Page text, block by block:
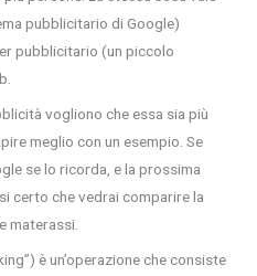
pubblicitario di Google)
pubblicitario (un piccolo
vogliono che essa sia più
meglio con un esempio. Se
se lo ricorda, e la prossima
certo che vedrai comparire la
materassi.
è un’operazione che consiste